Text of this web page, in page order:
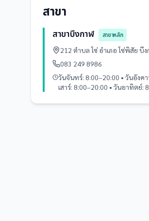
สาขา
สาขาบึงกาฬ
สาขาหลัก
212 ตำบล โซ่ อำเภอ โซ่พิสัย บึ
083 249 8986
วันจันทร์: 8:00–20:00 • วันอังค
เสาร์: 8:00–20:00 • วันอาทิตย์: